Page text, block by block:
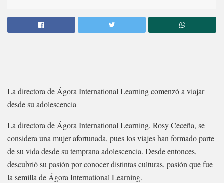
La directora de Ágora International Learning comenzó a viajar
desde su adolescencia
La directora de Ágora International Learning, Rosy Ceceña, se
considera una mujer afortunada, pues los viajes han formado parte
de su vida desde su temprana adolescencia. Desde entonces,
descubrió su pasión por conocer distintas culturas, pasión que fue
la semilla de Ágora International Learning.